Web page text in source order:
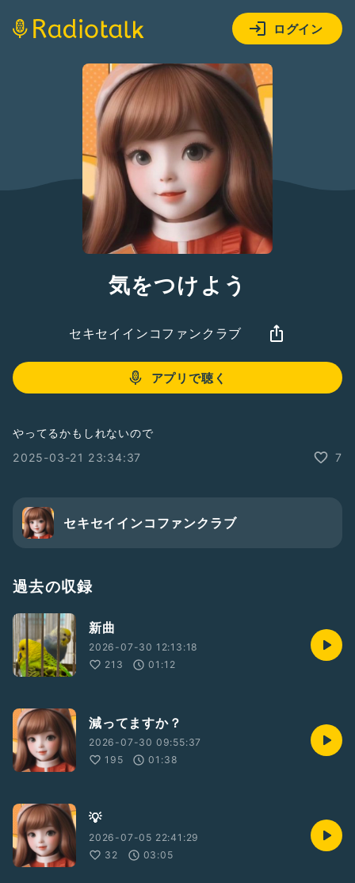
ログイン
気をつけよう
セキセイインコファンクラブ
アプリで聴く
やってるかもしれないので
2025-03-21 23:34:37
7
セキセイインコファンクラブ
過去の収録
新曲
2026-07-30 12:13:18
213
01:12
減ってますか？
2026-07-30 09:55:37
195
01:38
💡
2026-07-05 22:41:29
32
03:05